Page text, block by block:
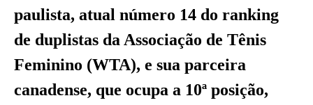
paulista, atual número 14 do ranking
de duplistas da Associação de Tênis
Feminino (WTA), e sua parceira
canadense, que ocupa a 10ª posição,